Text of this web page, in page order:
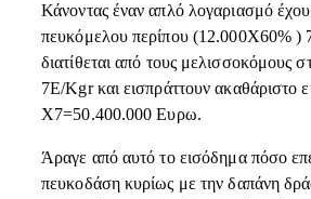
Κάνοντας έναν απλό λογαριασμό
πευκόμελου περίπου (12.000Χ60% )
διατίθεται από τους μελισσοκόμους
7E/Kgr και εισπράττουν ακαθάριστο
Χ7=50.400.000 Ευρω.
Άραγε από αυτό το εισόδημα πόσο
πευκοδάση κυρίως με την δαπάνη